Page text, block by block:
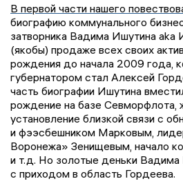
В первой части нашего
биографию коммунального
затворника Вадима Ишутина aka
(якобы) продаже всех своих
рождения до начала 2009 года,
губернатором стал Алексей
часть биографии Ишутина
рождение на базе Севморфлота,
установление близкой связи с
и фээсбешником Марковым,
Воронежа» Зенищевым, начало
и т.д. Но золотые деньки Вадима
с приходом в область Гордеева.